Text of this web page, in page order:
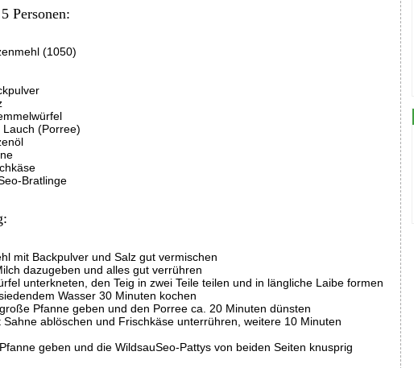
5 Personen:
(1050)
Lauch (Porree)
Bratlinge
mit Backpulver und Salz gut vermischen
dazugeben und alles gut verrühren
unterkneten, den Teig in zwei Teile teilen und in längliche Laibe formen
Wasser 30 Minuten kochen
Pfanne geben und den Porree ca. 20 Minuten dünsten
Sahne ablöschen und Frischkäse unterrühren, weitere 10 Minuten
geben und die WildsauSeo-Pattys von beiden Seiten knusprig